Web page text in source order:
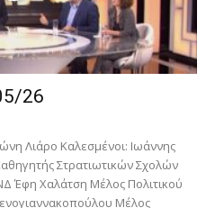
26
Λιάρο Καλεσμένοι: Ιωάννης
Στρατιωτικών Σχολών
Έφη Χαλάτση Μέλος Πολιτικού
Μέλος